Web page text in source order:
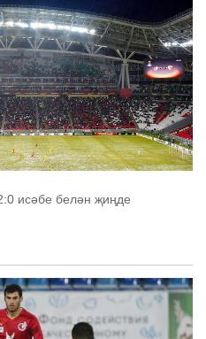
исәбе белән җиңде